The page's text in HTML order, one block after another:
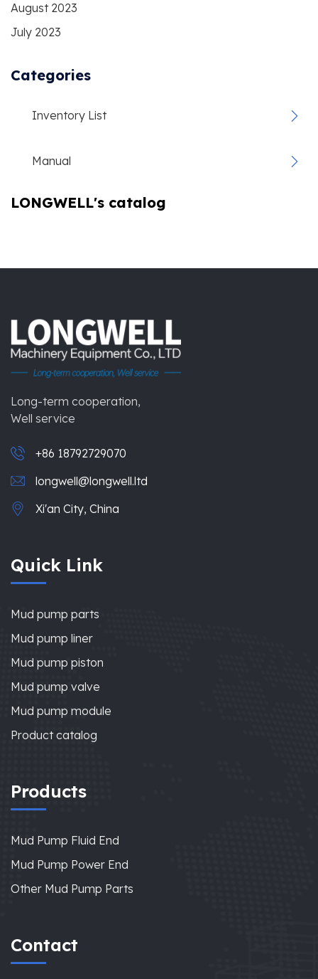
August 2023
July 2023
Categories
Inventory List
Manual
LONGWELL's catalog
Long-term cooperation,
Well service
+86 18792729070
longwell@longwell.ltd
Xi'an City, China
Quick Link
Mud pump parts
Mud pump liner
Mud pump piston
Mud pump valve
Mud pump module
Product catalog
Products
Mud Pump Fluid End
Mud Pump Power End
Other Mud Pump Parts
Contact